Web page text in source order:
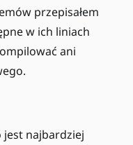
przepisałem
w ich liniach
ani
jest najbardziej